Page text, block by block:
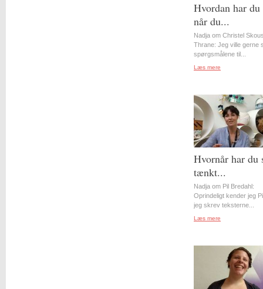
Hvordan har du
når du...
Nadja om Christel
Thrane: Jeg ville gerne
spørgsmålene til...
Læs mere
Hvornår har du
tænkt...
Nadja om Pil Bredahl:
Oprindeligt kender jeg
jeg skrev teksterne...
Læs mere